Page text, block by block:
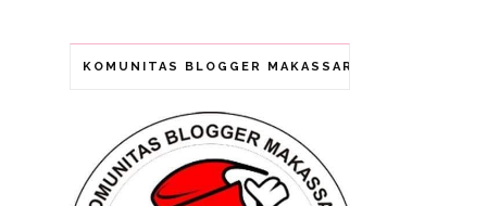
KOMUNITAS BLOGGER MAKASSAR (ANGING